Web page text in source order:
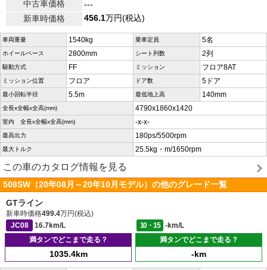
中古車価格
---
新車時価格
456.1万円(税込)
車両重量 1540kg 乗車定員 5名
ホイールベース 2800mm シート列数 2列
駆動方式 FF ミッション フロア8AT
ミッション位置 フロア ドア数 5ドア
最小回転半径 5.5m 最低地上高 140mm
全長x全幅x全高(mm) 4790x1860x1420
室内 全長x全幅x全高(mm) -x-x-
最高出力 180ps/5500rpm
最大トルク 25.5kg・m/1650rpm
この車のカタログ情報を見る
508SW（20年08月～20年10月モデル）の他のグレード一覧
GTライン
新車時価格499.4万円(税込)
JC08
16.7km/L 10・15
-km/L
満タンでどこまで走る？
1035.4km
満タンでどこまで走る？
-km